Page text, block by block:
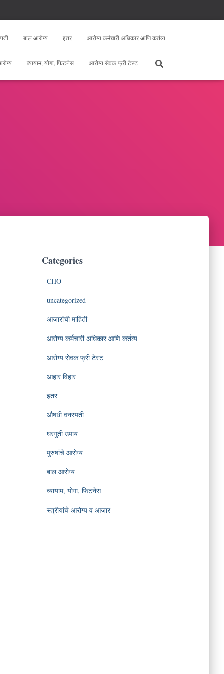
बाल आरोग्य इतर आरोग्य कर्मचारी अधिकार आणि कर्तव्य
व्यायाम, योगा, फिटनेस आरोग्य सेवक फ्री टेस्ट
Categories
CHO
uncategorized
आजारांची माहिती
आरोग्य कर्मचारी अधिकार आणि कर्तव्य
आरोग्य सेवक फ्री टेस्ट
आहार विहार
इतर
औषधी वनस्पती
घरगुती उपाय
पुरुषांचे आरोग्य
बाल आरोग्य
व्यायाम, योगा, फिटनेस
स्त्रीयांचे आरोग्य व आजार